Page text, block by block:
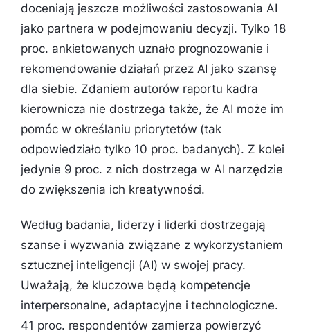
doceniają jeszcze możliwości zastosowania AI
jako partnera w podejmowaniu decyzji. Tylko 18
proc. ankietowanych uznało prognozowanie i
rekomendowanie działań przez AI jako szansę
dla siebie. Zdaniem autorów raportu kadra
kierownicza nie dostrzega także, że AI może im
pomóc w określaniu priorytetów (tak
odpowiedziało tylko 10 proc. badanych). Z kolei
jedynie 9 proc. z nich dostrzega w AI narzędzie
do zwiększenia ich kreatywności.
Według badania, liderzy i liderki dostrzegają
szanse i wyzwania związane z wykorzystaniem
sztucznej inteligencji (AI) w swojej pracy.
Uważają, że kluczowe będą kompetencje
interpersonalne, adaptacyjne i technologiczne.
41 proc. respondentów zamierza powierzyć